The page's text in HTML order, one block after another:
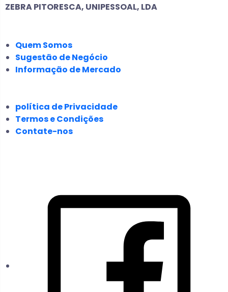
ZEBRA PITORESCA, UNIPESSOAL, LDA
Quem Somos
Sugestão de Negócio
Informação de Mercado
política de Privacidade
Termos e Condições
Contate-nos